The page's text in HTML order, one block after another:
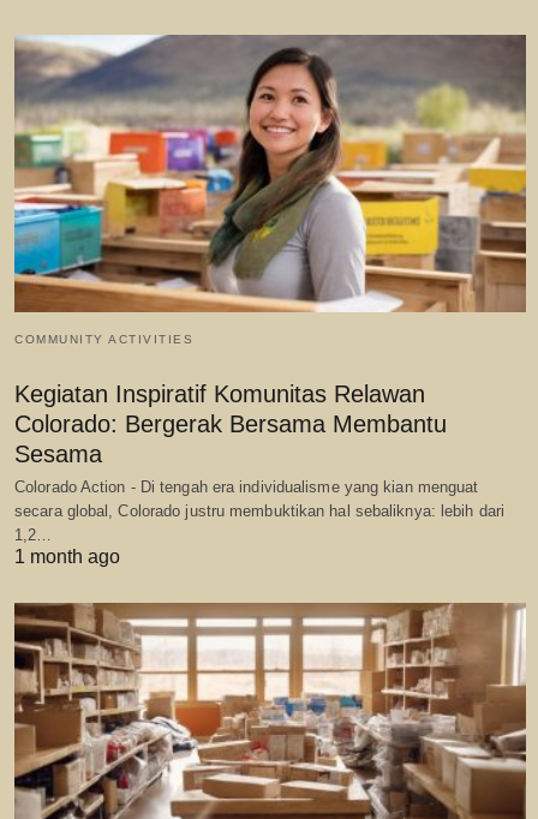
COMMUNITY ACTIVITIES
Kegiatan Inspiratif Komunitas Relawan
Colorado: Bergerak Bersama Membantu
Sesama
Colorado Action - Di tengah era individualisme yang kian menguat
secara global, Colorado justru membuktikan hal sebaliknya: lebih dari
1,2…
1 month ago